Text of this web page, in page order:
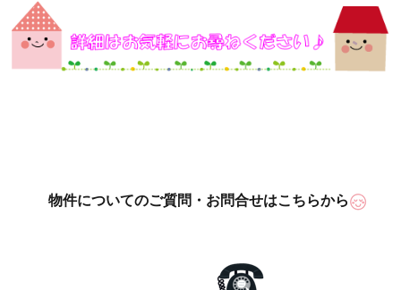
物件についてのご質問・お問合せはこちらから